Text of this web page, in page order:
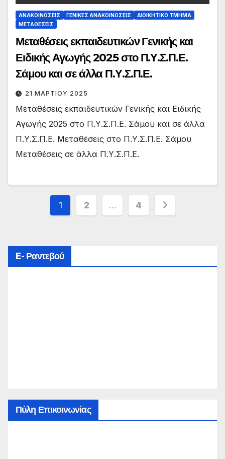
ΑΝΑΚΟΙΝΏΣΕΙΣ ΓΕΝΙΚΈΣ ΑΝΑΚΟΙΝΏΣΕΙΣ
ΔΙΟΙΚΗΤΙΚΌ ΤΜΉΜΑ
ΜΕΤΑΘΈΣΕΙΣ
Μεταθέσεις εκπαιδευτικών Γενικής και
Ειδικής Αγωγής 2025 στο Π.Υ.Σ.Π.Ε.
Σάμου και σε άλλα Π.Υ.Σ.Π.Ε.
21 ΜΑΡΤΊΟΥ 2025
Μεταθέσεις εκπαιδευτικών Γενικής και Ειδικής
Αγωγής 2025 στο Π.Υ.Σ.Π.Ε. Σάμου και σε άλλα
Π.Υ.Σ.Π.Ε. Μεταθέσεις στο Π.Υ.Σ.Π.Ε. Σάμου
Μεταθέσεις σε άλλα Π.Υ.Σ.Π.Ε.
Σελιδοποίηση
1 2 … 4
E- Ραντεβού
Πύλη Επικοινωνίας